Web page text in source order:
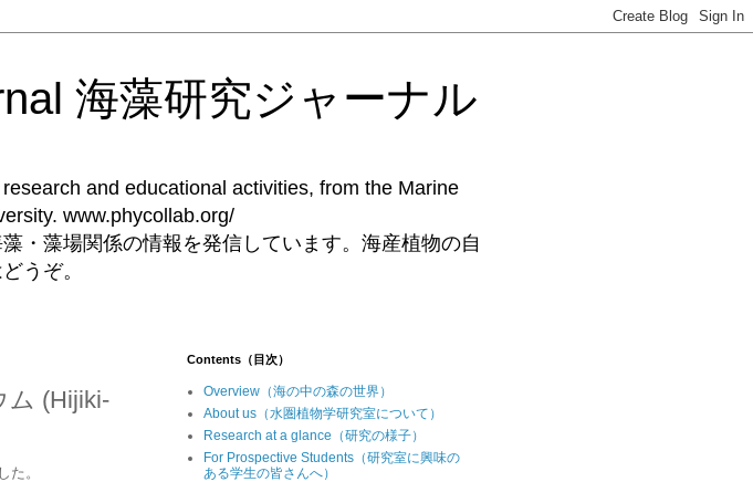
海藻研究ジャーナル
and educational activities, from the Marine
University. www.phycollab.org/
・藻場関係の情報を発信しています。海産植物の自
うぞ。
ム (Hijiki-
た。
Contents（目次）
Overview（海の中の森の世界）
About us（水圏植物学研究室について）
Research at a glance（研究の様子）
For Prospective Students（研究室に興味の
ある学生の皆さんへ）